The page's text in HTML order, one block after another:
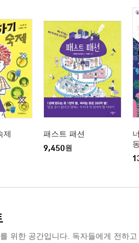
제 패스트 패션
9,450원
위한 공간입니다. 독자들에게 전하